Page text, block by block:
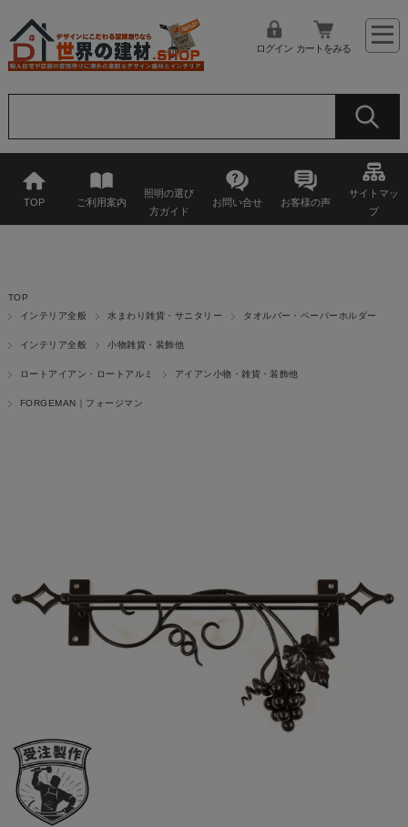
ログイン カートをみる
TOP ご利用案内
照明の選び
方ガイド
お問い合せ お客様の声
サイトマッ
プ
TOP
インテリア全般
水まわり雑貨・サニタリー タオルバー・ペーパーホルダー
インテリア全般 小物雑貨・装飾他
ロートアイアン・ロートアルミ アイアン小物・雑貨・装飾他
FORGEMAN｜フォージマン